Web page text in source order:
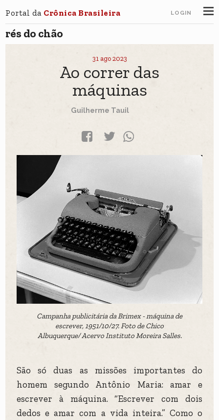
Portal da Crônica Brasileira LOGIN
rés do chão
31 ago 2023
Ao correr das
máquinas
Guilherme Tauil
Campanha publicitária da Brimex - máquina de
escrever, 1951/10/27. Foto de Chico
Albuquerque/ Acervo Instituto Moreira Salles.
São só duas as missões importantes do
homem segundo Antônio Maria: amar e
escrever à máquina. “Escrever com dois
dedos e amar com a vida inteira.” Como o